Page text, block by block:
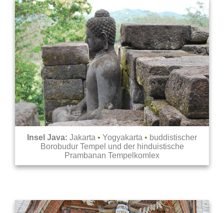
Insel Java: Jakarta • Yogyakarta • buddistischer
Borobudur Tempel und der hinduistische
Prambanan Tempelkomlex